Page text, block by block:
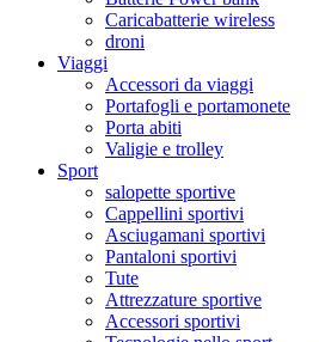
Caricabatterie wireless
droni
Viaggi
Accessori da viaggi
Portafogli e portamonete
Porta abiti
Valigie e trolley
Sport
salopette sportive
Cappellini sportivi
Asciugamani sportivi
Pantaloni sportivi
Tute
Attrezzature sportive
Accessori sportivi